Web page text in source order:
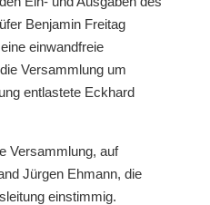
Benjamin Freitag
einwandfreie
Versammlung um
entlastete Eckhard
Versammlung, auf
Jürgen Ehmann, die
einstimmig.